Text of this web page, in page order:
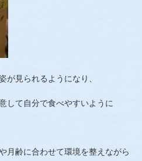
が見られるようになり、
して自分で食べやすいように
月齢に合わせて環境を整えながら